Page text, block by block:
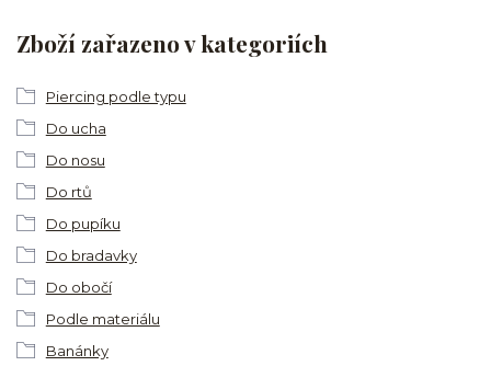
Zboží zařazeno v kategoriích
Piercing podle typu
Do ucha
Do nosu
Do rtů
Do pupíku
Do bradavky
Do obočí
Podle materiálu
Banánky